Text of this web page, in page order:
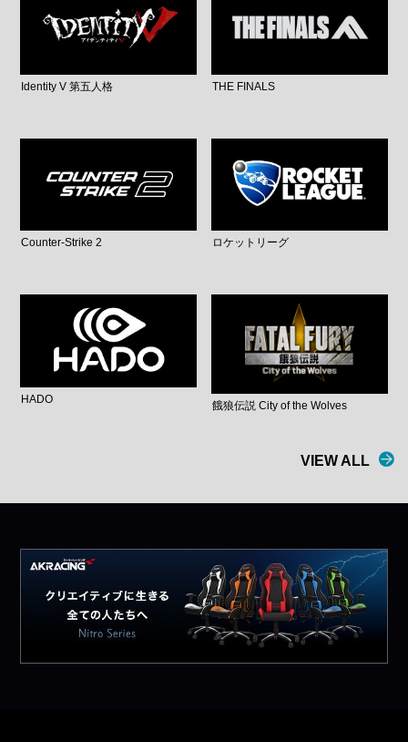
Identity V 第五人格 THE FINALS
Counter-Strike 2 ロケットリーグ
HADO
餓狼伝説 City of the Wolves
VIEW ALL